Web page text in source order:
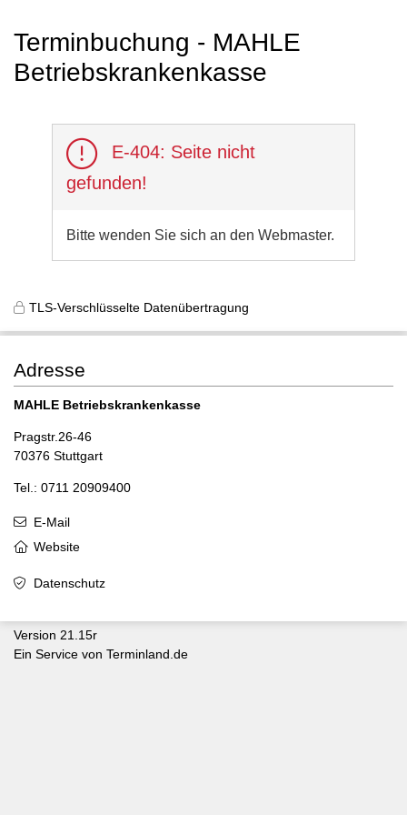
Terminbuchung - MAHLE
Betriebskrankenkasse
E-404: Seite nicht
gefunden!
Bitte wenden Sie sich an den Webmaster.
TLS-Verschlüsselte Datenübertragung
Adresse
MAHLE Betriebskrankenkasse
Pragstr.26-46
70376 Stuttgart
Tel.: 0711 20909400
E-Mail
Website
Datenschutz
Version 21.15r
Ein Service von Terminland.de